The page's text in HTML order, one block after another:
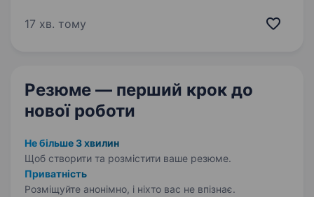
корпусу Оперативного командування «Північ»
17 хв. тому
Резюме — перший крок до
нової роботи
Не більше 3 хвилин
Щоб створити та розмістити ваше резюме.
Приватність
Розміщуйте анонімно, і ніхто вас не впізнає.